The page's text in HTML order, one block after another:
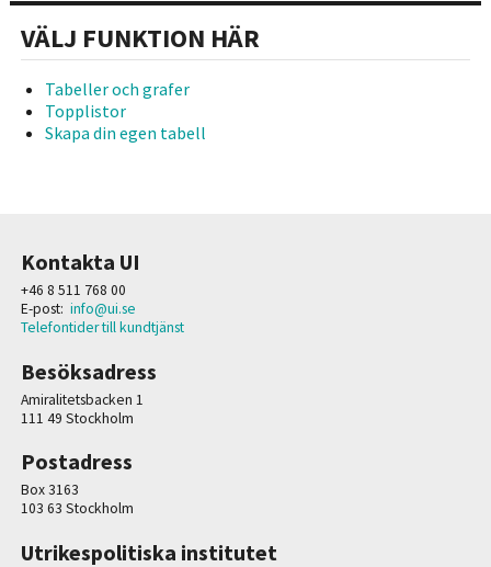
VÄLJ FUNKTION HÄR
Tabeller och grafer
Topplistor
Skapa din egen tabell
Kontakta UI
+46 8 511 768 00
E-post: info@ui.se
Telefontider till kundtjänst
Besöksadress
Amiralitetsbacken 1
111 49 Stockholm
Postadress
Box 3163
103 63 Stockholm
Utrikespolitiska institutet